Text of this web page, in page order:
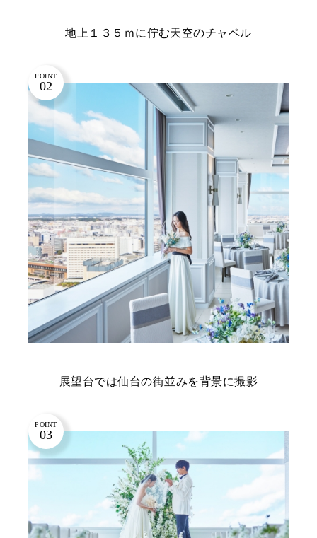
地上１３５ｍに佇む天空のチャペル
POINT
02
展望台では仙台の街並みを背景に撮影
POINT
03